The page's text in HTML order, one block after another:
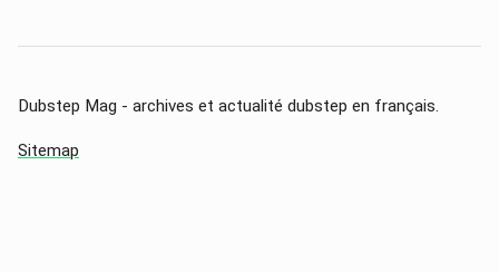
Dubstep Mag - archives et actualité dubstep en français.
Sitemap